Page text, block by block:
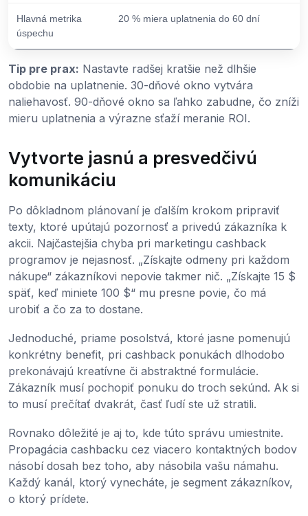
Hlavná metrika
úspechu
20 % miera uplatnenia do 60 dní
Tip pre prax: Nastavte radšej kratšie než dlhšie
obdobie na uplatnenie. 30-dňové okno vytvára
naliehavosť. 90-dňové okno sa ľahko zabudne, čo zníži
mieru uplatnenia a výrazne sťaží meranie ROI.
Vytvorte jasnú a presvedčivú
komunikáciu
Po dôkladnom plánovaní je ďalším krokom pripraviť
texty, ktoré upútajú pozornosť a privedú zákazníka k
akcii. Najčastejšia chyba pri marketingu cashback
programov je nejasnosť. „Získajte odmeny pri každom
nákupe“ zákazníkovi nepovie takmer nič. „Získajte 15 $
späť, keď miniete 100 $“ mu presne povie, čo má
urobiť a čo za to dostane.
Jednoduché, priame posolstvá, ktoré jasne pomenujú
konkrétny benefit, pri cashback ponukách dlhodobo
prekonávajú kreatívne či abstraktné formulácie.
Zákazník musí pochopiť ponuku do troch sekúnd. Ak si
to musí prečítať dvakrát, časť ľudí ste už stratili.
Rovnako dôležité je aj to, kde túto správu umiestnite.
Propagácia cashbacku cez viacero kontaktných bodov
násobí dosah bez toho, aby násobila vašu námahu.
Každý kanál, ktorý vynecháte, je segment zákazníkov,
o ktorý prídete.